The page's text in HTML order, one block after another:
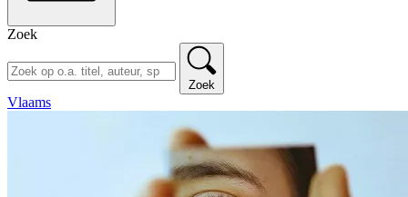
Zoek
Zoek
Vlaams